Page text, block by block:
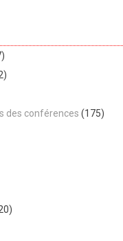
des conférences (175)